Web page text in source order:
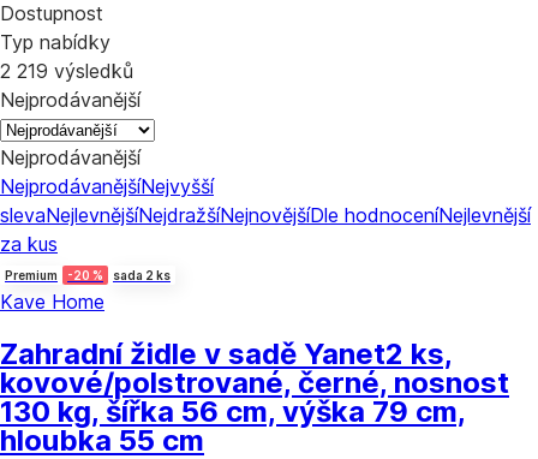
Dostupnost
Typ nabídky
2 219 výsledků
Nejprodávanější
Nejprodávanější
NejprodávanějšíNejvyšší
slevaNejlevnějšíNejdražšíNejnovějšíDle hodnoceníNejlevnější
za kus
Premium -20 % sada 2 ks
Kave Home
Zahradní židle v sadě Yanet2 ks,
kovové/polstrované, černé, nosnost
130 kg, šířka 56 cm, výška 79 cm,
hloubka 55 cm